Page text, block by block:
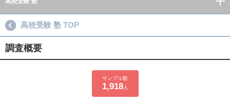
高校受験 塾 TOP
調査概要
サンプル数
1,918人